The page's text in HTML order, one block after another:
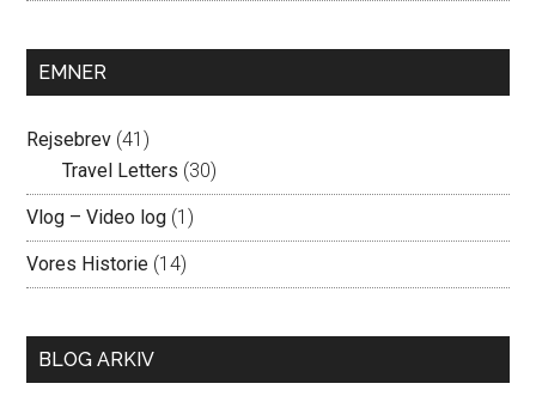
EMNER
Rejsebrev (41)
Travel Letters (30)
Vlog – Video log (1)
Vores Historie (14)
BLOG ARKIV